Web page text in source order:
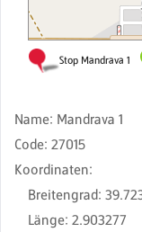
Name: Mandrava 1
Code: 27015
Koordinaten:
Breitengrad:
Länge: 2.903277